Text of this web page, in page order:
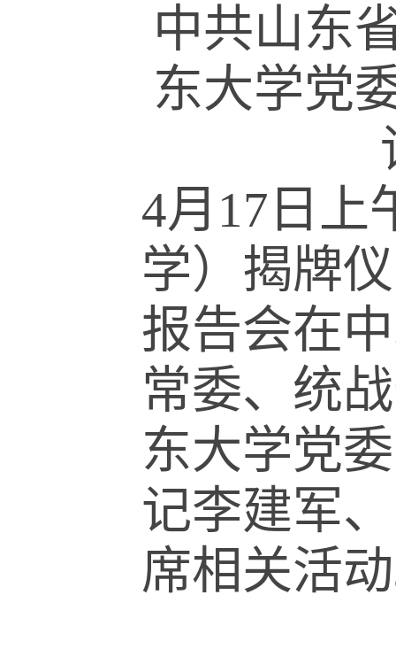
中共山东
东大学党
4月17日上
学）揭牌
报告会在
常委、统
东大学党
记李建军
席相关活